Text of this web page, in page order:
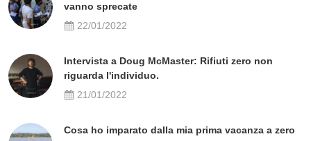
vanno sprecate
22/01/2022
Intervista a Doug McMaster: Rifiuti zero non
riguarda l'individuo.
21/01/2022
Cosa ho imparato dalla mia prima vacanza a zero